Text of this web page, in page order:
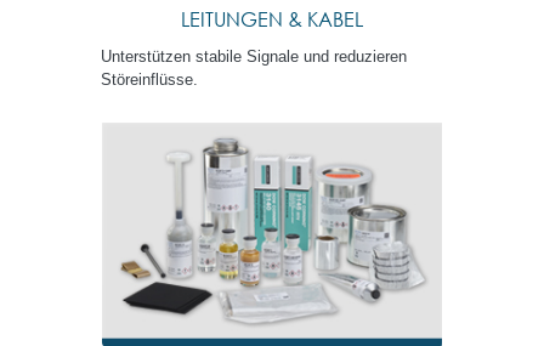
LEITUNGEN & KABEL
Unterstützen stabile Signale und reduzieren
Störeinflüsse.